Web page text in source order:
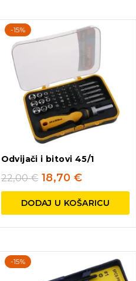
-15%
Odvijači i bitovi 45/1
22,00€ 18,70€
DODAJ U KOŠARICU
-15%